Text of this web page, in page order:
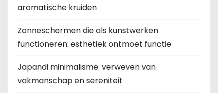
aromatische kruiden
Zonneschermen die als kunstwerken
functioneren: esthetiek ontmoet functie
Japandi minimalisme: verweven van
vakmanschap en sereniteit